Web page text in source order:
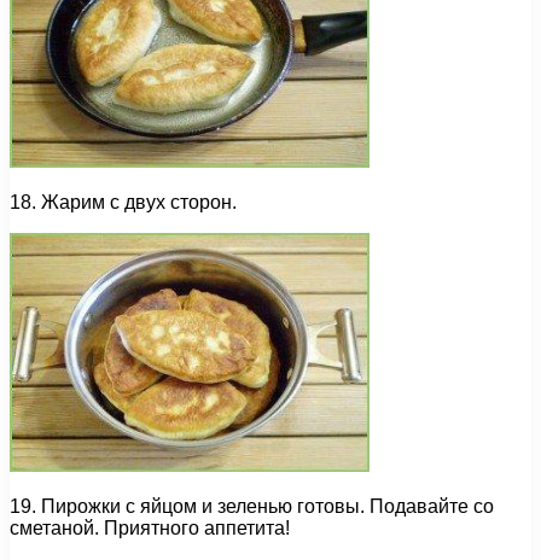
18. Жарим с двух сторон.
19. Пирожки с яйцом и зеленью готовы. Подавайте со
сметаной. Приятного аппетита!